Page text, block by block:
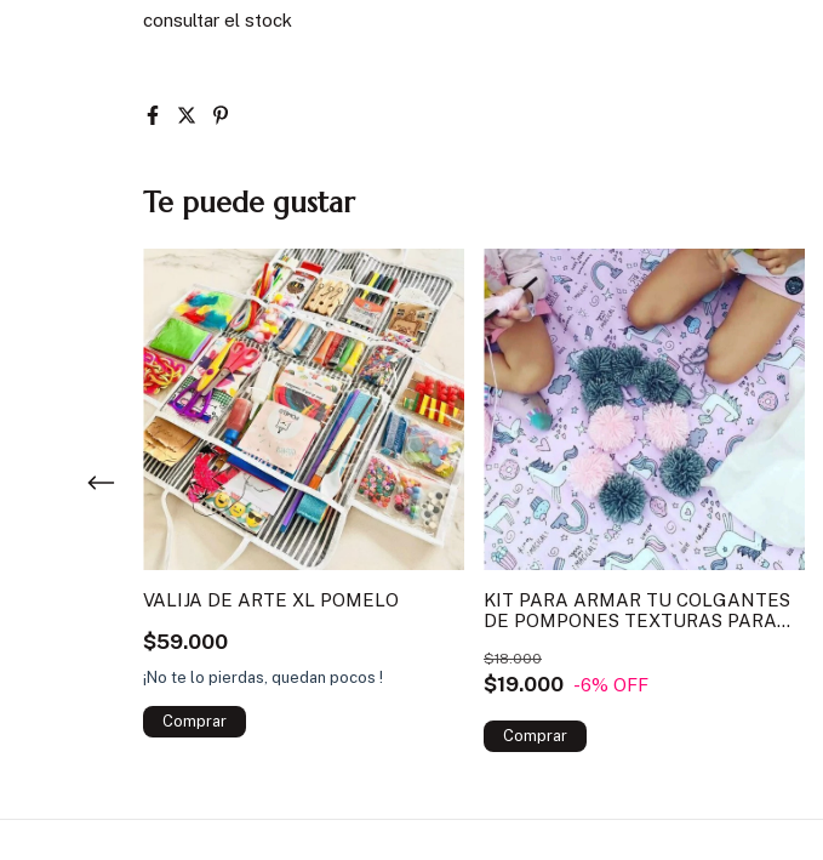
consultar el stock
Te puede gustar
VALIJA DE ARTE XL POMELO
$59.000
¡No te lo pierdas, quedan pocos !
Comprar
KIT PARA ARMAR TU COLGANTES
DE POMPONES TEXTURAS PARA
$19.000
$18.000
-6% OFF